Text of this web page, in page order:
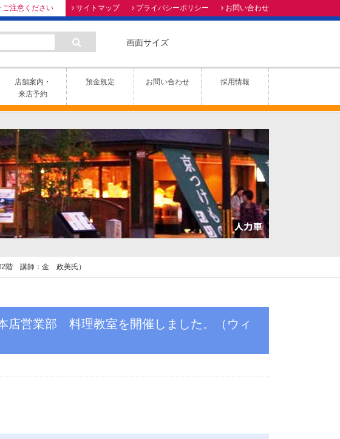
ご注意ください サイトマップ プライバシーポリシー お問い合わせ
画面サイズ
店舗案内・
来店予約
預金規定 お問い合わせ 採用情報
2階 講師：金 政美氏）